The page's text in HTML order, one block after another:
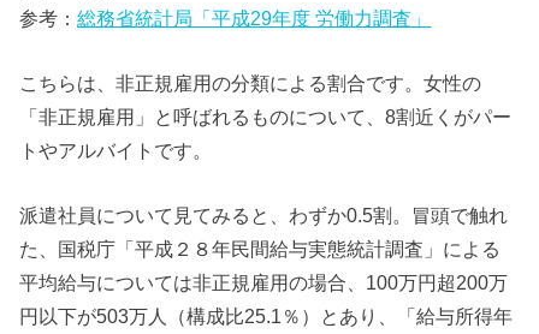
参考：総務省統計局「平成29年度 労働力調査」
こちらは、非正規雇用の分類による割合です。女性の
「非正規雇用」と呼ばれるものについて、8割近くがパー
トやアルバイトです。
派遣社員について見てみると、わずか0.5割。冒頭で触れ
た、国税庁「平成２８年民間給与実態統計調査」による
平均給与については非正規雇用の場合、100万円超200万
円以下が503万人（構成比25.1％）とあり、「給与所得年